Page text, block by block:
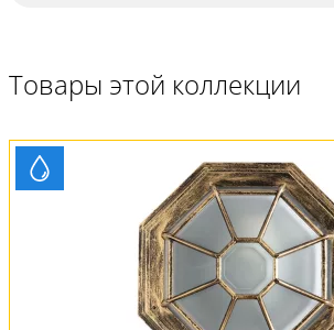
Товары этой коллекции